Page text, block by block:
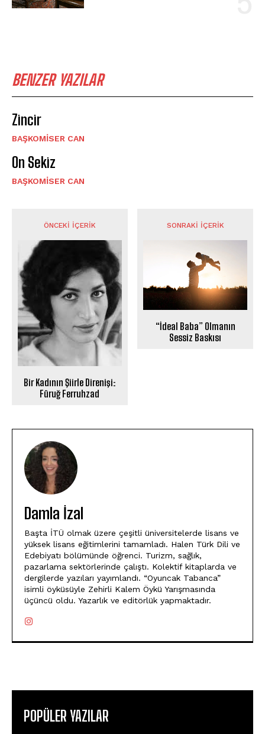
BENZER YAZILAR
Zincir
BAŞKOMISER CAN
On Sekiz
BAŞKOMISER CAN
ÖNCEKI İÇERIK
Bir Kadının Şiirle Direnişi:
Füruğ Ferruhzad
SONRAKI İÇERIK
“İdeal Baba” Olmanın
Sessiz Baskısı
Damla İzal
Başta İTÜ olmak üzere çeşitli üniversitelerde lisans ve
yüksek lisans eğitimlerini tamamladı. Halen Türk Dili ve
Edebiyatı bölümünde öğrenci. Turizm, sağlık,
pazarlama sektörlerinde çalıştı. Kolektif kitaplarda ve
dergilerde yazıları yayımlandı. “Oyuncak Tabanca”
isimli öyküsüyle Zehirli Kalem Öykü Yarışmasında
üçüncü oldu. Yazarlık ve editörlük yapmaktadır.
POPÜLER YAZILAR